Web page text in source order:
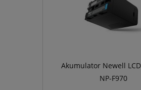
Akumulator Newell
NP-F970